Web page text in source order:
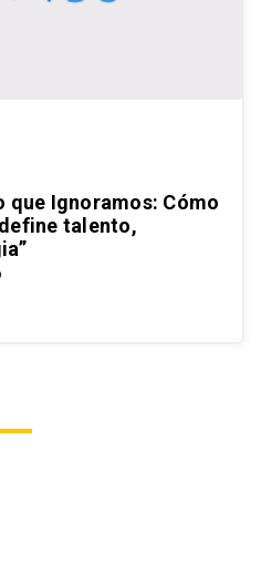
que Ignoramos: Cómo
talento,